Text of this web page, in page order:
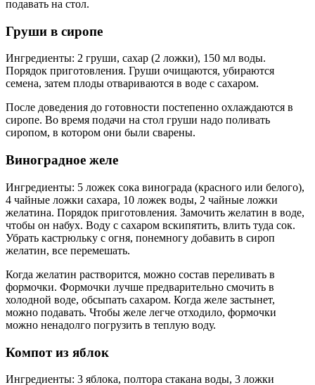
подавать на стол.
Груши в сиропе
Ингредиенты: 2 груши, сахар (2 ложки), 150 мл воды.
Порядок приготовления. Груши очищаются, убираются
семена, затем плоды отвариваются в воде с сахаром.
После доведения до готовности постепенно охлаждаются в
сиропе. Во время подачи на стол груши надо поливать
сиропом, в котором они были сварены.
Виноградное желе
Ингредиенты: 5 ложек сока винограда (красного или белого),
4 чайные ложки сахара, 10 ложек воды, 2 чайные ложки
желатина. Порядок приготовления. Замочить желатин в воде,
чтобы он набух. Воду с сахаром вскипятить, влить туда сок.
Убрать кастрюльку с огня, понемногу добавить в сироп
желатин, все перемешать.
Когда желатин растворится, можно состав переливать в
формочки. Формочки лучше предварительно смочить в
холодной воде, обсыпать сахаром. Когда желе застынет,
можно подавать. Чтобы желе легче отходило, формочки
можно ненадолго погрузить в теплую воду.
Компот из яблок
Ингредиенты: 3 яблока, полтора стакана воды, 3 ложки